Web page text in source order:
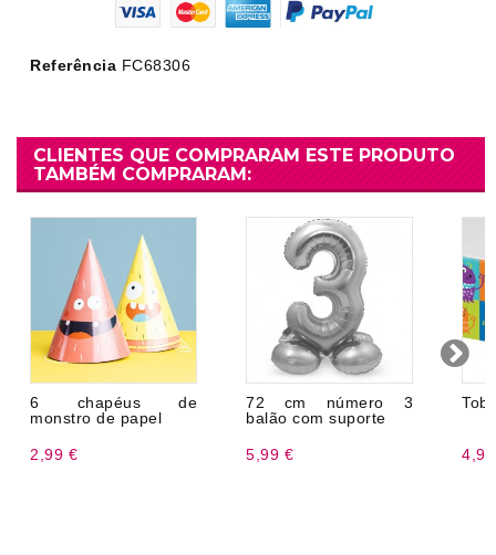
Referência FC68306
CLIENTES QUE COMPRARAM ESTE PRODUTO
TAMBÉM COMPRARAM:
6 chapéus de
monstro de papel
2,99 €
72 cm número 3
balão com suporte
5,99 €